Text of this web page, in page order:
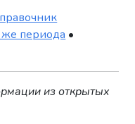
же периода •
из открытых